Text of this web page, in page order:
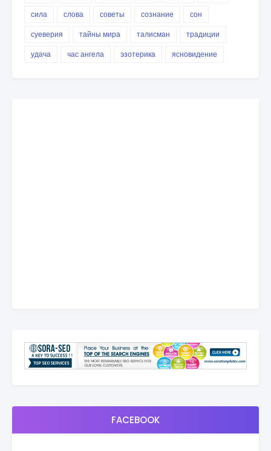
сила
слова советы сознание
сон
суеверия
тайны мира талисман
традиции
удача
час ангела эзотерика ясновидение
FACEBOOK